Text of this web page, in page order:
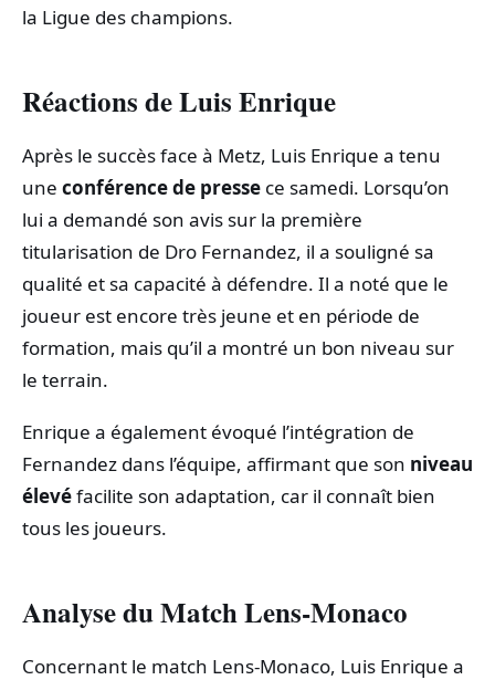
la Ligue des champions.
Réactions de Luis Enrique
Après le succès face à Metz, Luis Enrique a tenu
une conférence de presse ce samedi. Lorsqu’on
lui a demandé son avis sur la première
titularisation de Dro Fernandez, il a souligné sa
qualité et sa capacité à défendre. Il a noté que le
joueur est encore très jeune et en période de
formation, mais qu’il a montré un bon niveau sur
le terrain.
Enrique a également évoqué l’intégration de
Fernandez dans l’équipe, affirmant que son niveau
élevéfacilite son adaptation, car il connaît bien
tous les joueurs.
Analyse du Match Lens-Monaco
Concernant le match Lens-Monaco, Luis Enrique a